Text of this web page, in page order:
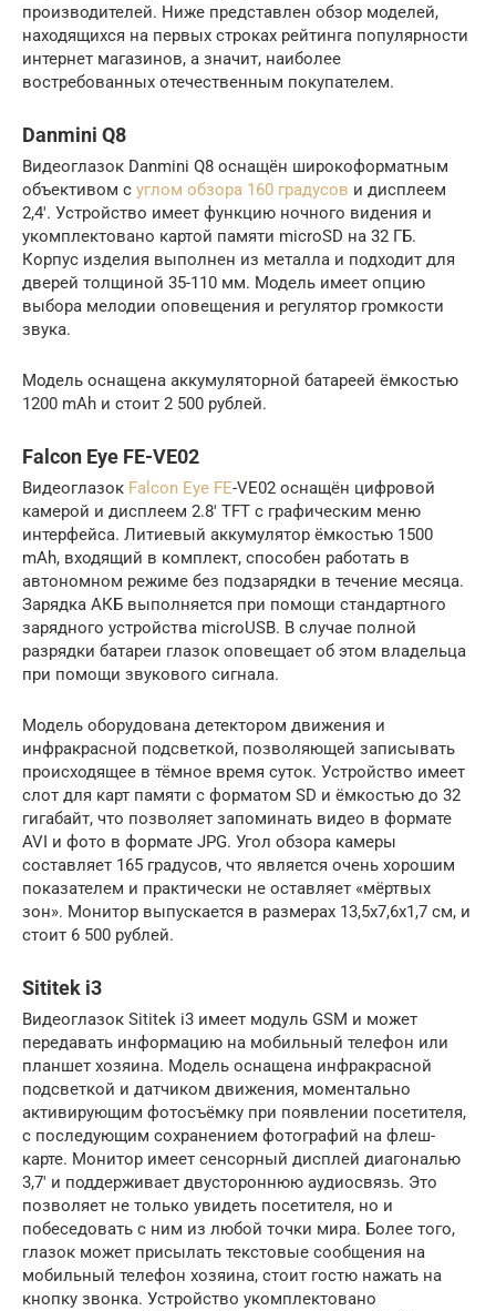
производителей. Ниже представлен обзор моделей,
находящихся на первых строках рейтинга популярности
интернет магазинов, а значит, наиболее
востребованных отечественным покупателем.
Danmini Q8
Видеоглазок Danmini Q8 оснащён широкоформатным
объективом с углом обзора 160 градусов и дисплеем
2,4′. Устройство имеет функцию ночного видения и
укомплектовано картой памяти microSD на 32 ГБ.
Корпус изделия выполнен из металла и подходит для
дверей толщиной 35-110 мм. Модель имеет опцию
выбора мелодии оповещения и регулятор громкости
звука.
Модель оснащена аккумуляторной батареей ёмкостью
1200 mAh и стоит 2 500 рублей.
Falcon Eye FE-VE02
Видеоглазок Falcon Eye FE-VE02 оснащён цифровой
камерой и дисплеем 2.8′ TFT с графическим меню
интерфейса. Литиевый аккумулятор ёмкостью 1500
mAh, входящий в комплект, способен работать в
автономном режиме без подзарядки в течение месяца.
Зарядка АКБ выполняется при помощи стандартного
зарядного устройства microUSB. В случае полной
разрядки батареи глазок оповещает об этом владельца
при помощи звукового сигнала.
Модель оборудована детектором движения и
инфракрасной подсветкой, позволяющей записывать
происходящее в тёмное время суток. Устройство имеет
слот для карт памяти с форматом SD и ёмкостью до 32
гигабайт, что позволяет запоминать видео в формате
AVI и фото в формате JPG. Угол обзора камеры
составляет 165 градусов, что является очень хорошим
показателем и практически не оставляет «мёртвых
зон». Монитор выпускается в размерах 13,5х7,6х1,7 см, и
стоит 6 500 рублей.
Sititek i3
Видеоглазок Sititek i3 имеет модуль GSM и может
передавать информацию на мобильный телефон или
планшет хозяина. Модель оснащена инфракрасной
подсветкой и датчиком движения, моментально
активирующим фотосъёмку при появлении посетителя,
с последующим сохранением фотографий на флеш-
карте. Монитор имеет сенсорный дисплей диагональю
3,7′ и поддерживает двустороннюю аудиосвязь. Это
позволяет не только увидеть посетителя, но и
побеседовать с ним из любой точки мира. Более того,
глазок может присылать текстовые сообщения на
мобильный телефон хозяина, стоит гостю нажать на
кнопку звонка. Устройство укомплектовано